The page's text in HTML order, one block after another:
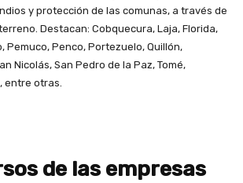
y protección de las comunas, a través de
Destacan: Cobquecura, Laja, Florida,
Pemuco, Penco, Portezuelo, Quillón,
Nicolás, San Pedro de la Paz, Tomé,
entre otras.
de las empresas